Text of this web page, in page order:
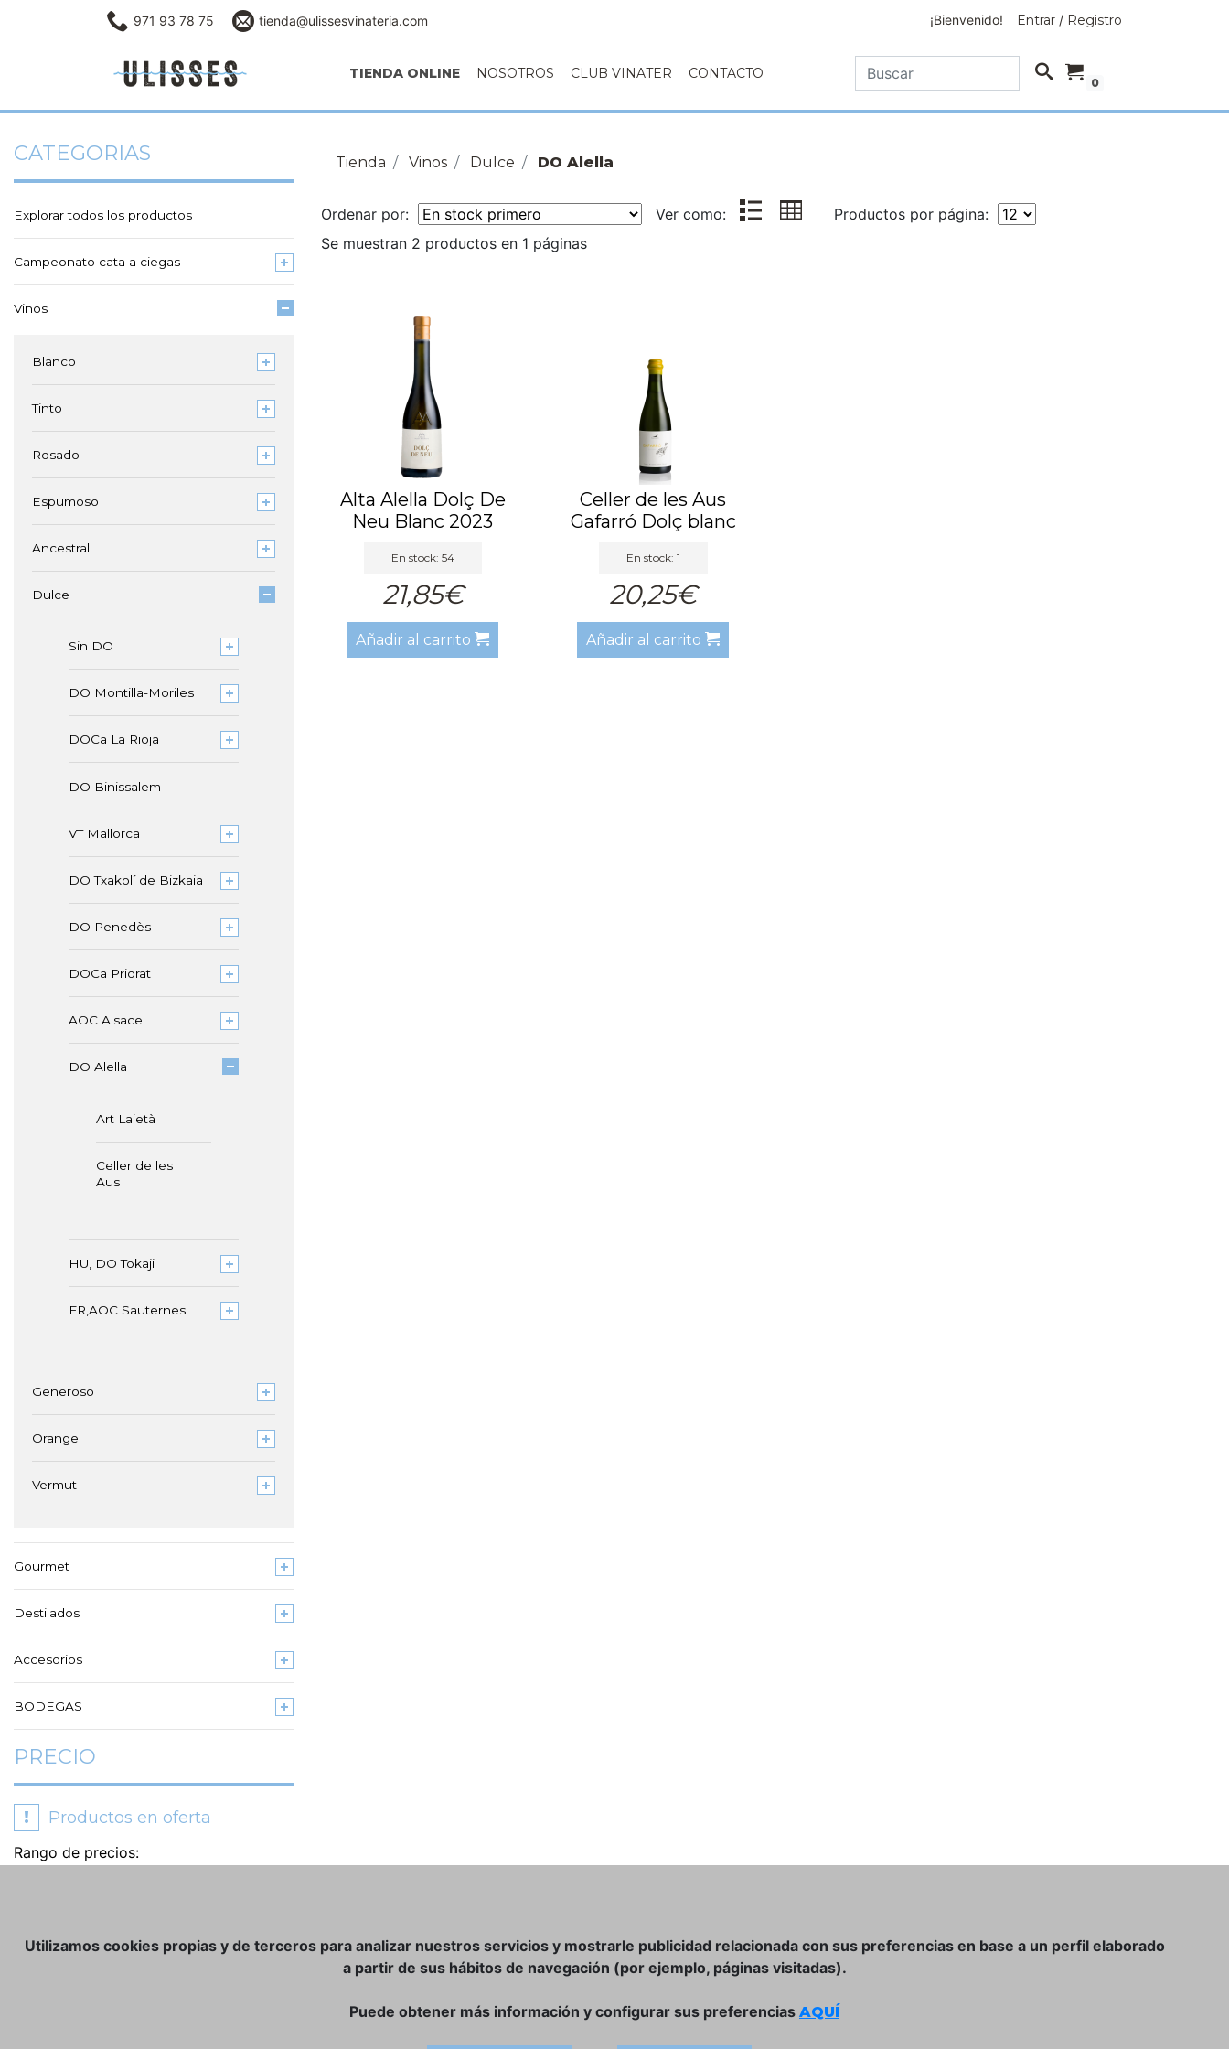
971 93 78 75 tienda@ulissesvinateria.com ¡Bienvenido! Entrar / Registro
TIENDA ONLINE NOSOTROS CLUB VINATER CONTACTO
0
CATEGORIAS
Explorar todos los productos
Campeonato cata a ciegas
Vinos
Blanco
Tinto
Rosado
Espumoso
Ancestral
Dulce
Sin DO
DO Montilla-Moriles
DOCa La Rioja
DO Binissalem
VT Mallorca
DO Txakolí de Bizkaia
DO Penedès
DOCa Priorat
AOC Alsace
DO Alella
Art Laietà
Celler de les
Aus
HU, DO Tokaji
FR,AOC Sauternes
Generoso
Orange
Vermut
Gourmet
Destilados
Accesorios
BODEGAS
PRECIO
! Productos en oferta
Rango de precios:
Tienda Vinos Dulce DO Alella
Ordenar por: Ver como:
Productos por página:
Se muestran 2 productos en 1 páginas
Alta Alella Dolç De
Neu Blanc 2023
En stock: 54
21,85€
Añadir al carrito
Celler de les Aus
Gafarró Dolç blanc
En stock: 1
20,25€
Añadir al carrito
TIENDA ONLINE: DÓNDE ESTAMOS
ULISSES BAR, S.L.
Utilizamos cookies propias y de terceros para analizar nuestros servicios y mostrarle publicidad relacionada con sus preferencias en base a un perfil elaborado
a partir de sus hábitos de navegación (por ejemplo, páginas visitadas).
Puede obtener más información y configurar sus preferencias AQUÍ